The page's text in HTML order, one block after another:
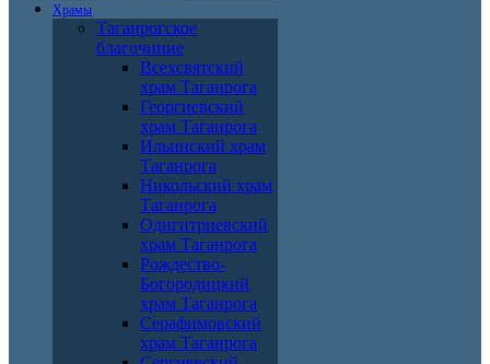
Храмы
Таганрогское
благочиние
Всехсвятский
храм Таганрога
Георгиевский
храм Таганрога
Ильинский храм
Таганрога
Никольский храм
Таганрога
Одигитриевский
храм Таганрога
Рождество-
Богородицкий
храм Таганрога
Серафимовский
храм Таганрога